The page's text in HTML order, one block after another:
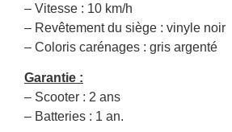
– Vitesse : 10 km/h
– Revêtement du siège : vinyle noir
– Coloris carénages : gris argenté
Garantie :
– Scooter : 2 ans
– Batteries : 1 an.